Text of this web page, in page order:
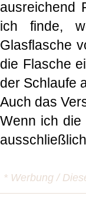
ausreichend
ich finde,
Glasflasche
die Flasche
der Schlaufe
Auch das
Wenn ich die
* Werbung /